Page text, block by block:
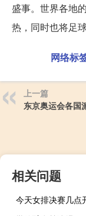
盛事。世界各地
热，同时也将足
网络标
上一篇
东京奥运会各国
相关问题
今天女排决赛几点